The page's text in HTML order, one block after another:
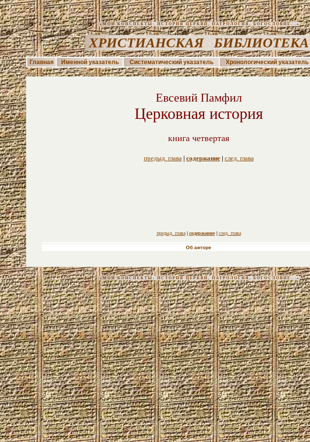
«МОИ КОНСПЕКТЫ: ИСТОРИЯ ЦЕРКВИ, ПАТРОЛОГИЯ, БОГОСЛОВИЕ...»
ХРИСТИАНСКАЯ БИБЛИОТЕКА
Главная Именной указатель Систематический указатель Хронологический указатель
Евсевий Памфил
Церковная история
книга четвертая
предыд. глава | содержание| след. глава
предыд. глава | содержание| след. глава
Об авторе
«МОИ КОНСПЕКТЫ: ИСТОРИЯ ЦЕРКВИ, ПАТРОЛОГИЯ, БОГОСЛОВИЕ...»